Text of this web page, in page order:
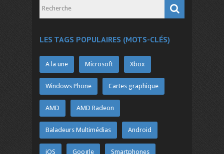
LES TAGS POPULAIRES (MOTS-CLÉS)
A la une Microsoft Xbox
Windows Phone Cartes graphique
AMD AMD Radeon
Baladeurs Multimédias Android
iOS Google Smartphones